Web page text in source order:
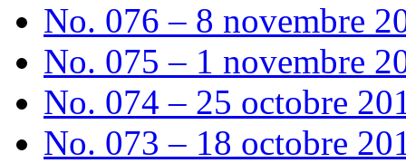
No. 076 – 8 novembre
No. 075 – 1 novembre
No. 074 – 25 octobre
No. 073 – 18 octobre